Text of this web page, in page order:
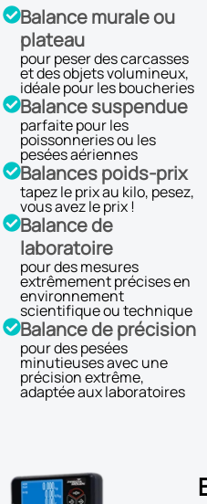
Balance murale ou
plateau
pour peser des carcasses
et des objets volumineux,
idéale pour les boucheries
Balance suspendue
parfaite pour les
poissonneries ou les
pesées aériennes
Balances poids-prix
tapez le prix au kilo, pesez,
vous avez le prix !
Balance de
laboratoire
pour des mesures
extrêmement précises en
environnement
scientifique ou technique
Balance de précision
pour des pesées
minutieuses avec une
précision extrême,
adaptée aux laboratoires